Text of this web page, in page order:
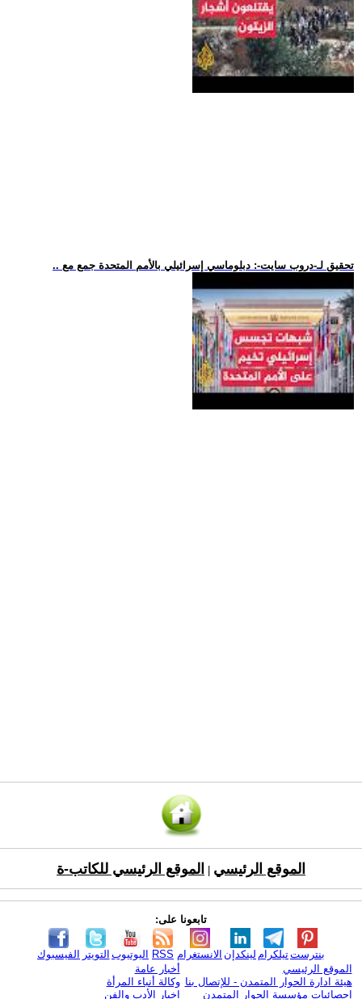
.. تحقيق لـ-دروب سايت-: دبلوماسي إسرائيلي بالأمم المتحدة جمع مع
الموقع الرئيسي الموقع الرئيسي للكاتب-ة
تابعونا على:
الفيسبوك التويتر اليوتيوب RSS الانستغرام لينكدإن تيلكرامبنترست
الموقع الرئيسي
هيئة ادارة الحوار المتمدن - للإتصال بنا
إحصائيات مؤسسة الحوار المتمدن
أخبار عامة
وكالة أنباء المرأة
اخبار الأدب والفن